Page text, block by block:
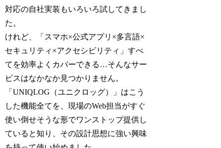
対応の自社実装もいろいろ試してきまし
た。
けれど、「スマホ×公式アプリ×多言語×
セキュリティ×アクセシビリティ」すべ
てを効率よくカバーできる…そんなサー
ビスはなかなか見つかりません。
「UNIQLOG（ユニクロッグ）」はこう
した機能全てを、現場のWeb担当がすぐ
使い倒せそうな形でワンストップ提供し
ていると知り、その設計思想に強い興味